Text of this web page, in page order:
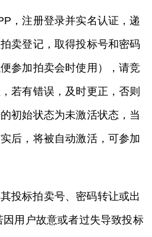
注册登录并实名认证，递
卖登记，取得投标号和密码
参加拍卖会时使用），请竞
若有错误，及时更正，否则
初始状态为未激活状态，当
后，将被自动激活，可参加
标拍卖号、密码转让或出
用户故意或者过失导致投标